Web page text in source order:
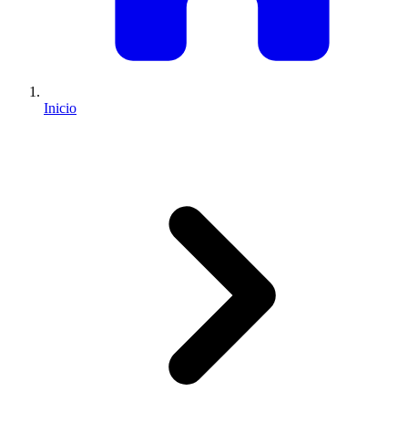
Inicio